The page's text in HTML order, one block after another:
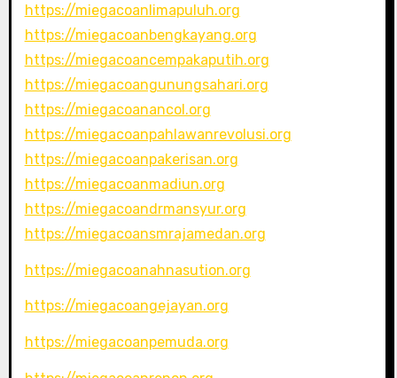
https://miegacoanlimapuluh.org
https://miegacoanbengkayang.org
https://miegacoancempakaputih.org
https://miegacoangunungsahari.org
https://miegacoanancol.org
https://miegacoanpahlawanrevolusi.org
https://miegacoanpakerisan.org
https://miegacoanmadiun.org
https://miegacoandrmansyur.org
https://miegacoansmrajamedan.org
https://miegacoanahnasution.org
https://miegacoangejayan.org
https://miegacoanpemuda.org